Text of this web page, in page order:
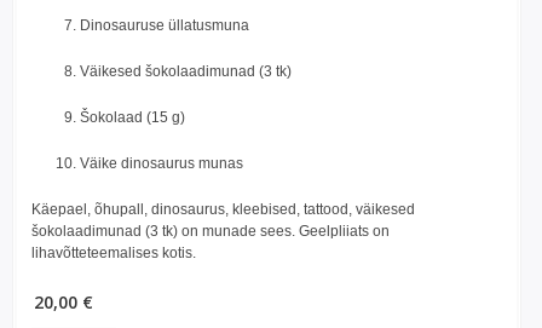
Dinosauruse üllatusmuna
Väikesed šokolaadimunad (3 tk)
Šokolaad (15 g)
Väike dinosaurus munas
Käepael, õhupall, dinosaurus, kleebised, tattood, väikesed
šokolaadimunad (3 tk) on munade sees. Geelpliiats on
lihavõtteteemalises kotis.
20,00 €